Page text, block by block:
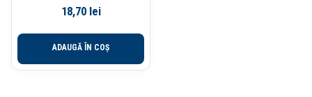
DELI
18,70 lei
ADAUGĂ ÎN COȘ